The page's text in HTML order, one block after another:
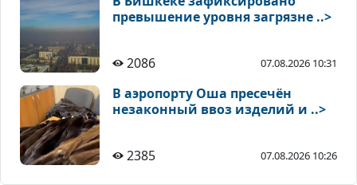
превышение уровня загрязне ..>
2086 07.08.2026 10:31
В аэропорту Оша пресечён
незаконный ввоз изделий и ..>
2385 07.08.2026 10:26